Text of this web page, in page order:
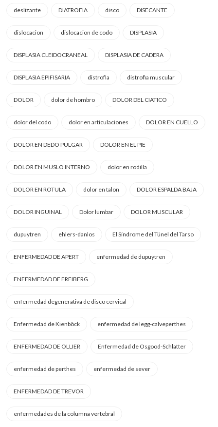
deslizante DIATROFIA disco DISECANTE
dislocacion dislocacion de codo DISPLASIA
DISPLASIA CLEIDOCRANEAL DISPLASIA DE CADERA
DISPLASIA EPIFISARIA distrofia distrofia muscular
DOLOR dolor de hombro DOLOR DEL CIATICO
dolor del codo dolor en articulaciones DOLOR EN CUELLO
DOLOR EN DEDO PULGAR DOLOR EN EL PIE
DOLOR EN MUSLO INTERNO dolor en rodilla
DOLOR EN ROTULA dolor en talon DOLOR ESPALDA BAJA
DOLOR INGUINAL Dolor lumbar DOLOR MUSCULAR
dupuytren ehlers-danlos El Síndrome del Túnel del Tarso
ENFERMEDAD DE APERT enfermedad de dupuytren
ENFERMEDAD DE FREIBERG
enfermedad degenerativa de disco cervical
Enfermedad de Kienböck enfermedad de legg-calveperthes
ENFERMEDAD DE OLLIER Enfermedad de Osgood-Schlatter
enfermedad de perthes enfermedad de sever
ENFERMEDAD DE TREVOR
enfermedades de la columna vertebral